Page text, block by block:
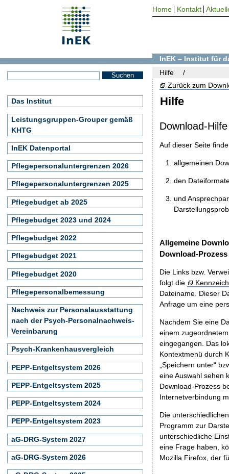
Hilfe
Zurück zum
Download-Hilfe
Auf dieser Seite
allgemeinen
den
und
Allgemeine
Download-Prozess
Die Links bzw.
folgt die
Dateiname. Dieser
Anfrage um eine
Nachdem Sie eine
einem
eingegangen. Das
Kontextmenü durch
„Speichern unter“
eine Auswahl sehen
Download-Prozess
Internetverbindung
Die
Programm zur
unterschiedliche
eine Frage haben,
Mozilla Firefox, der
InEK – Institut für
Hilfe
Das Institut
Leistungsgruppen-Grouper gemäß
KHTG
InEK Datenportal
Pflegepersonaluntergrenzen 2026
Pflegepersonaluntergrenzen 2025
Pflegebudget ab 2025
Pflegebudget 2023 und 2024
Pflegebudget 2022
Pflegebudget 2021
Pflegebudget 2020
Pflegepersonalbemessung
Nachweis zur Personalausstattung
nach der Psych-Personalnachweis-
Vereinbarung
Psych-Krankenhausvergleich
PEPP-Entgeltsystem 2026
PEPP-Entgeltsystem 2025
PEPP-Entgeltsystem 2024
PEPP-Entgeltsystem 2023
aG-DRG-System 2027
aG-DRG-System 2026
Home Kontakt